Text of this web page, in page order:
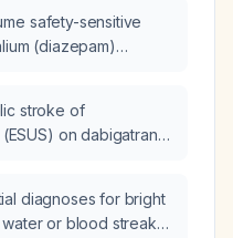
safety-sensitive
(diazepam)
stroke of
on dabigatran
diagnoses for bright
or blood streaks